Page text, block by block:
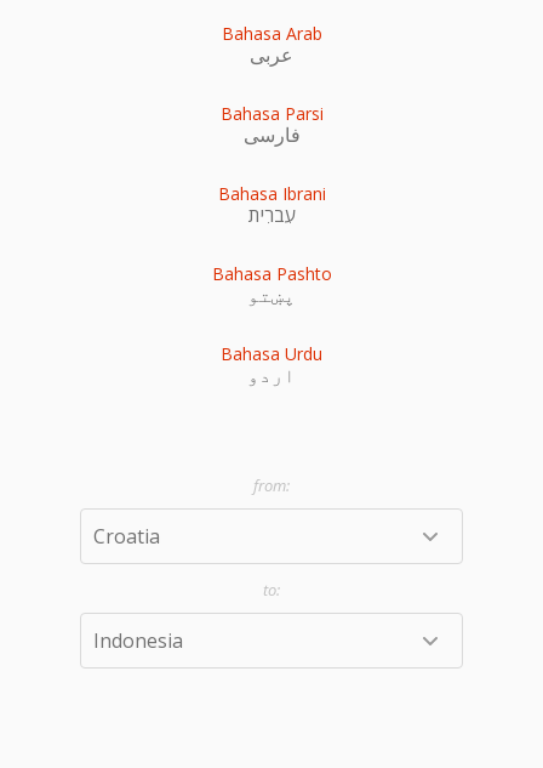
Bahasa Arab
عربى
Bahasa Parsi
فارسی
Bahasa Ibrani
עִברִית
Bahasa Pashto
پښتو
Bahasa Urdu
اردو